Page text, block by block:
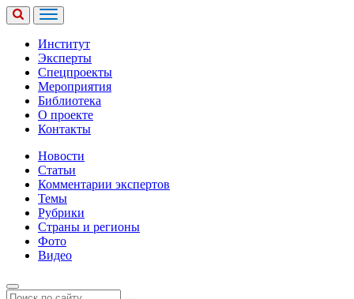
Институт
Эксперты
Спецпроекты
Мероприятия
Библиотека
О проекте
Контакты
Новости
Статьи
Комментарии экспертов
Темы
Рубрики
Страны и регионы
Фото
Видео